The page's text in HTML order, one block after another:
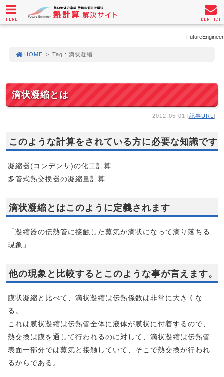
FutureEngineer
HOME > Tag : 滴状凝縮
滴状凝縮とは
2012-05-01 [記事URL ]
このような計算をされている方に必要な知識です
凝縮器(コンデンサ)の化工計算
多管式熱交換器の凝縮量計算
滴状凝縮とはこのように定義されます
「凝縮器の伝熱管に接触した蒸気が滴状になって滴り落ちる
現象」
他の現象と比較するとこのような事が言えます。
膜状凝縮と比べて、滴状凝縮は伝熱係数は非常に大きくな
る。
これは膜状凝縮は伝熱管全体に液体が膜状に付着するので、
熱交換は膜を通して行われるのに対して、滴状凝縮は伝熱管
表面一部分では蒸気と接触していて、そこで熱交換が行われ
るからである。
MENU CONTACT